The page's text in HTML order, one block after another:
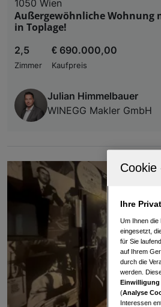
1050 Wien
Außergewöhnliche Wohnung
in Toplage!
2,5
Zimmer
€ 690.000,00
Kaufpreis
Julian Himmelbauer
WINEGG Makler GmbH
Ihre
Um Ihnen die
eingesetzt,
für Sie
auf Ihrem
durch die
werden.
Einwilligung
(Analyse
Interessen